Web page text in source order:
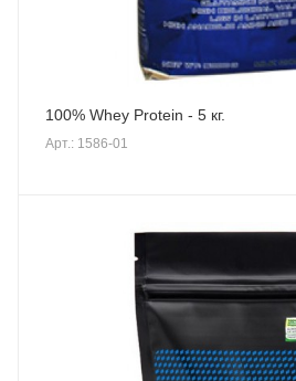
100% Whey Protein - 5 кг.
Арт.: 1586-01